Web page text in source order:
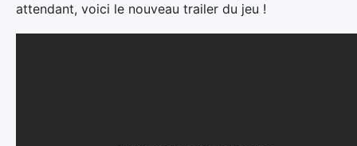
attendant, voici le nouveau trailer du jeu !